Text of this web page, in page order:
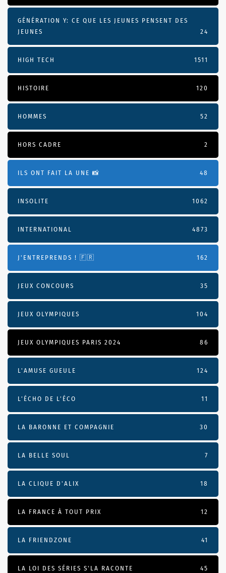
GÉNÉRATION Y: CE QUE LES JEUNES PENSENT DES
JEUNES
24
HIGH TECH 1511
HISTOIRE 120
HOMMES 52
HORS CADRE 2
ILS ONT FAIT LA UNE 📸 48
INSOLITE 1062
INTERNATIONAL 4873
J'ENTREPRENDS ! 🇫🇷 162
JEUX CONCOURS 35
JEUX OLYMPIQUES 104
JEUX OLYMPIQUES PARIS 2024 86
L'AMUSE GUEULE 124
L’ÉCHO DE L’ÉCO 11
LA BARONNE ET COMPAGNIE 30
LA BELLE SOUL 7
LA CLIQUE D'ALIX 18
LA FRANCE À TOUT PRIX 12
LA FRIENDZONE 41
LA LOI DES SÉRIES S'LA RACONTE 45